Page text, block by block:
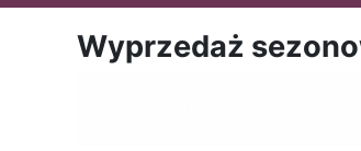
Wyprzedaż